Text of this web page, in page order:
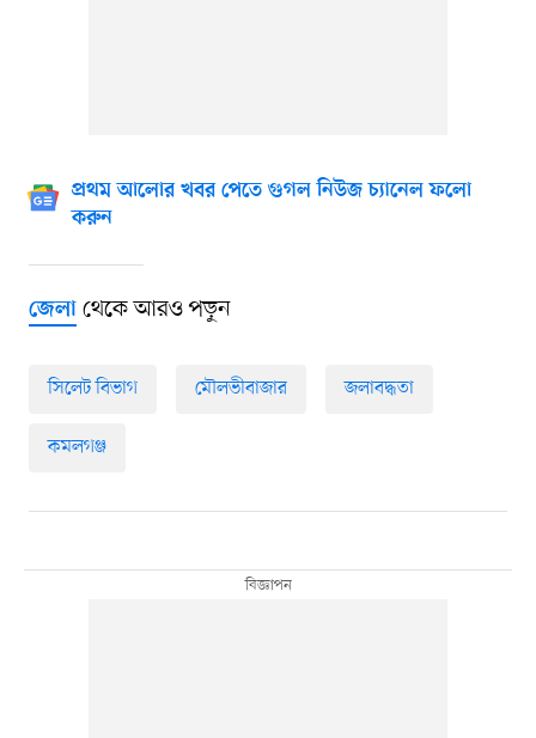
প্রথম আলোর খবর পেতে গুগল নিউজ চ্যানেল ফলো
করুন
জেলাথেকে আরও পড়ুন
সিলেট বিভাগ মৌলভীবাজার জলাবদ্ধতা
কমলগঞ্জ